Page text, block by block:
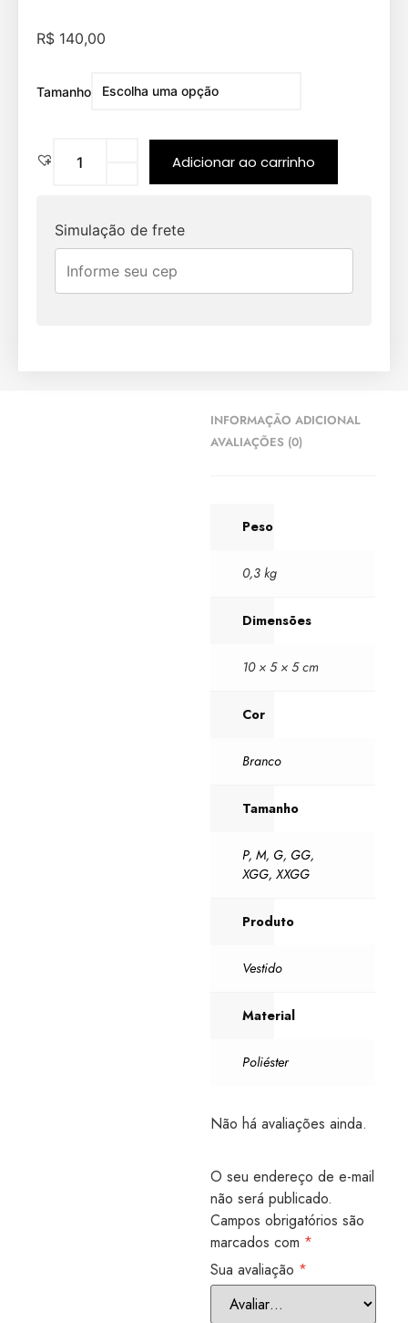
R$ 140,00
Tamanho
Adicionar ao carrinho
Simulação de frete
INFORMAÇÃO ADICIONAL
AVALIAÇÕES (0)
Peso
0,3 kg
Dimensões
10 × 5 × 5 cm
Cor
Branco
Tamanho
P,M, G, GG,
XGG,XXGG
Produto
Vestido
Material
Poliéster
Não há avaliações ainda.
O seu endereço de e-mail
não será publicado.
Campos obrigatórios são
marcados com *
Sua avaliação *